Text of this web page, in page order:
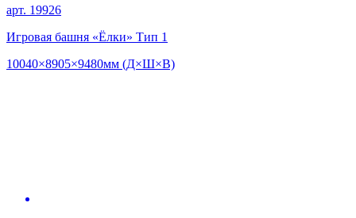
арт. 19926
Игровая башня «Ёлки» Тип 1
10040×8905×9480мм (Д×Ш×В)